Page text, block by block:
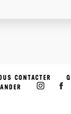
CONTACTER